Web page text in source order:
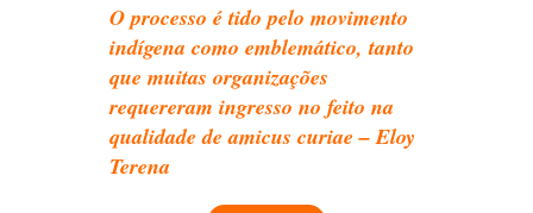
O processo é tido pelo movimento
indígena como emblemático, tanto
que muitas organizações
requereram ingresso no feito na
qualidade de amicus curiae – Eloy
Terena